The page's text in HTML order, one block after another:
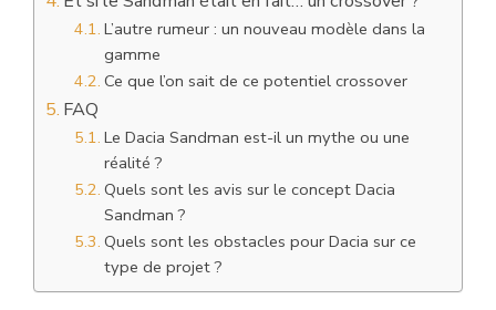
L’autre rumeur : un nouveau modèle dans la
gamme
Ce que l’on sait de ce potentiel crossover
FAQ
Le Dacia Sandman est-il un mythe ou une
réalité ?
Quels sont les avis sur le concept Dacia
Sandman ?
Quels sont les obstacles pour Dacia sur ce
type de projet ?